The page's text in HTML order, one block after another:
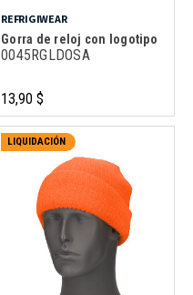
REFRIGIWEAR
Gorra de reloj con logotipo
0045RGLDOSA
13,90 $
LIQUIDACIÓN